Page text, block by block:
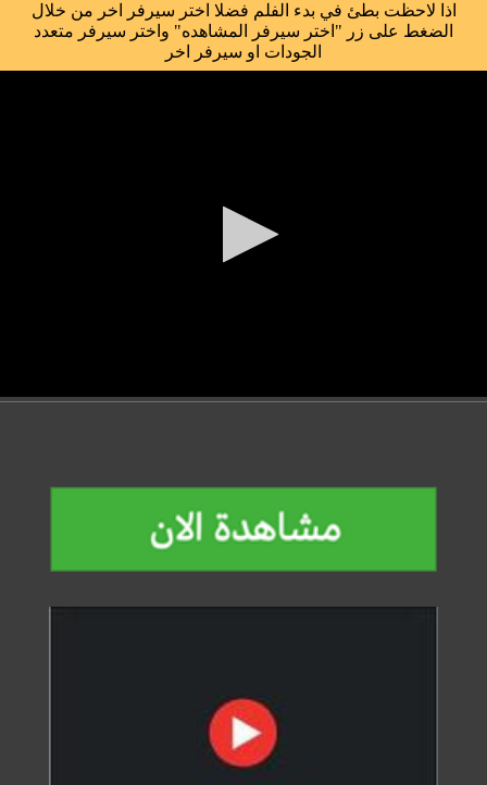
اذا لاحظت بطئ في بدء الفلم فضلا اختر سيرفر اخر من خلال
الضغط على زر "اختر سيرفر المشاهده" واختر سيرفر متعدد
الجودات او سيرفر اخر